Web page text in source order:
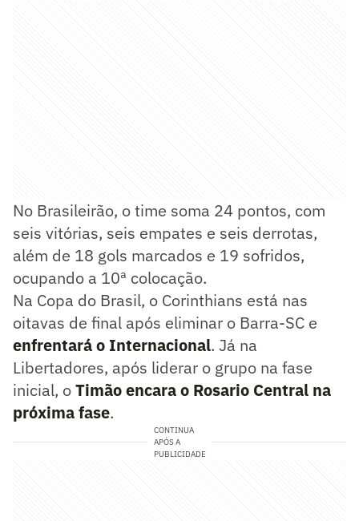
No Brasileirão, o time soma 24 pontos, com
seis vitórias, seis empates e seis derrotas,
além de 18 gols marcados e 19 sofridos,
ocupando a 10ª colocação.
Na Copa do Brasil, o Corinthians está nas
oitavas de final após eliminar o Barra-SC e
enfrentará o Internacional. Já na
Libertadores, após liderar o grupo na fase
inicial, oTimão encara o Rosario Central na
próxima fase.
CONTINUA
APÓS A
PUBLICIDADE